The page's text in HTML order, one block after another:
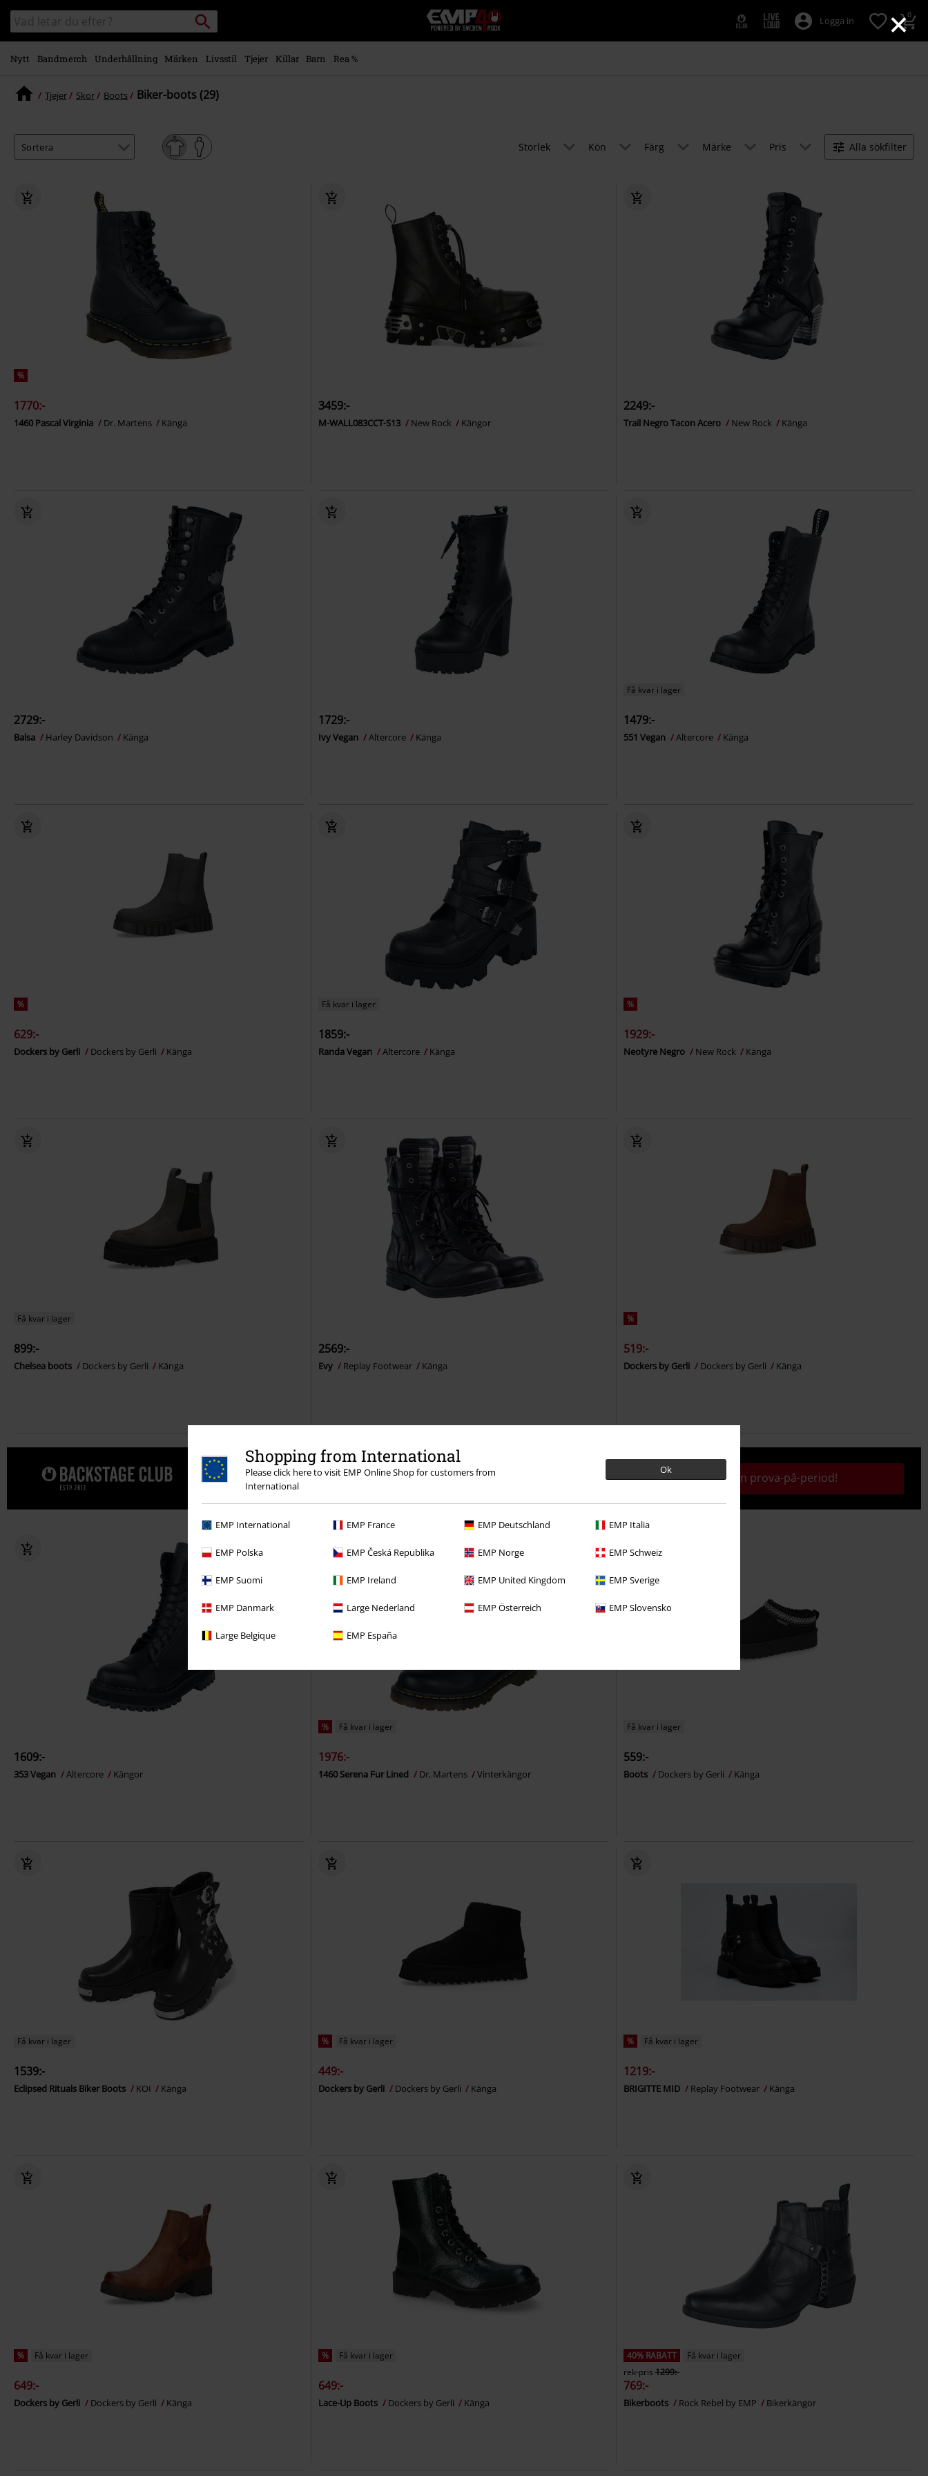
×
Shopping from International
Please click here to visit EMP Online Shop for customers from
International
Ok
EMP International EMP France EMP Deutschland EMP Italia
EMP Polska EMP Česká Republika EMP Norge EMP Schweiz
EMP Suomi EMP Ireland EMP United Kingdom EMP Sverige
EMP Danmark Large Nederland EMP Österreich EMP Slovensko
Large Belgique EMP España
Gå till
huvudinnehåll
Sök
i
katalogen
Sök
EMP
-
Musik,
Logga in 0
Nytt Bandmerch Underhållning Märken Livsstil Tjejer Killar Barn Rea %
Tjejer Skor Boots Biker-boots (29)
Storlek Kön Färg Märke Pris Alla sökfilter
%
1770:-
1460 Pascal Virginia Dr. Martens Känga
3459:-
M-WALL083CCT-S13 New Rock Kängor
2249:-
Trail Negro Tacon Acero New Rock Känga
2729:-
Balsa Harley Davidson Känga
1729:-
Ivy Vegan Altercore Känga
Få kvar i lager
1479:-
551 Vegan Altercore Känga
%
629:-
Dockers by Gerli Dockers by Gerli Känga
Få kvar i lager
1859:-
Randa Vegan Altercore Känga
%
1929:-
Neotyre Negro New Rock Känga
Få kvar i lager
899:-
Chelsea boots Dockers by Gerli Känga
2569:-
Evy Replay Footwear Känga
%
519:-
Dockers by Gerli Dockers by Gerli Känga
Unna dig en 30-dagars provperiod i vår BACKSTAGE CLUB Aktivera din prova-på-period!
1609:-
353 Vegan Altercore Kängor
% Få kvar i lager
1976:-
1460 Serena Fur Lined Dr. Martens Vinterkängor
Få kvar i lager
559:-
Boots Dockers by Gerli Känga
Få kvar i lager
1539:-
Eclipsed Rituals Biker Boots KOI Känga
% Få kvar i lager
449:-
Dockers by Gerli Dockers by Gerli Känga
% Få kvar i lager
1219:-
BRIGITTE MID Replay Footwear Känga
% Få kvar i lager
649:-
Dockers by Gerli Dockers by Gerli Känga
% Få kvar i lager
649:-
Lace-Up Boots Dockers by Gerli Känga
40% RABATT
Få kvar i lager
rek-pris 1299:-
769:-
Bikerboots Rock Rebel by EMP Bikerkängor